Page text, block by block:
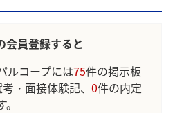
会員登録すると
ルコープには75件の掲示板
・面接体験記、 0件の内定